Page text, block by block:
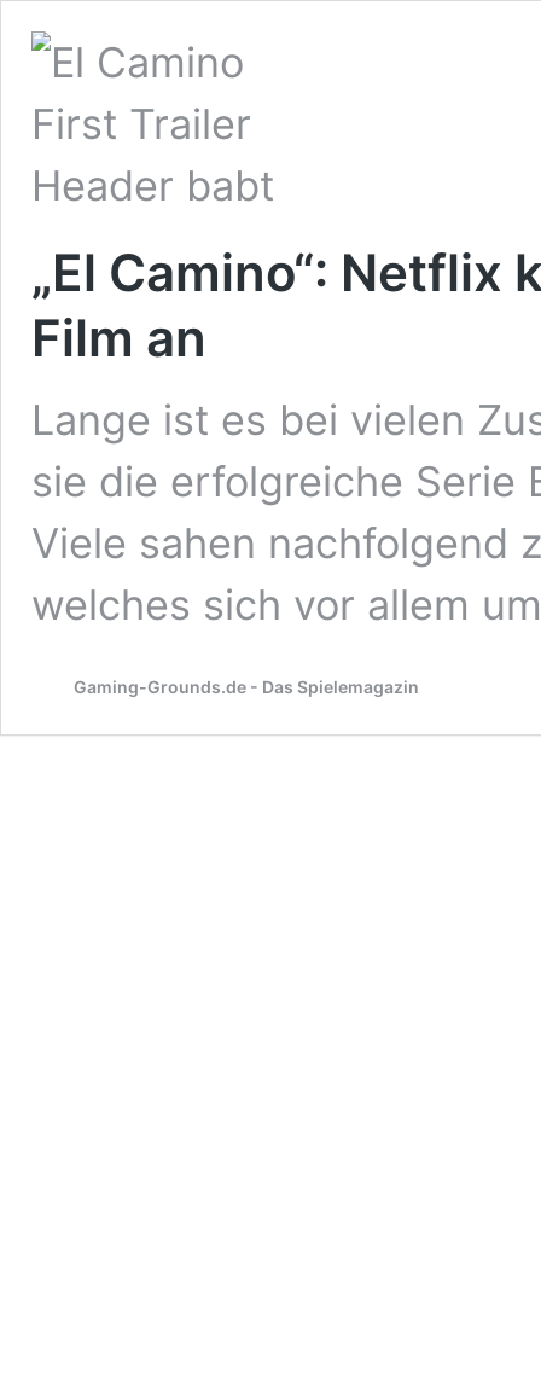
„El Camino“:
Film an
Lange ist es bei vielen
sie die erfolgreiche Serie
Viele sahen nachfolgend
welches sich vor allem
Gaming-Grounds.de - Das Spielemagazin